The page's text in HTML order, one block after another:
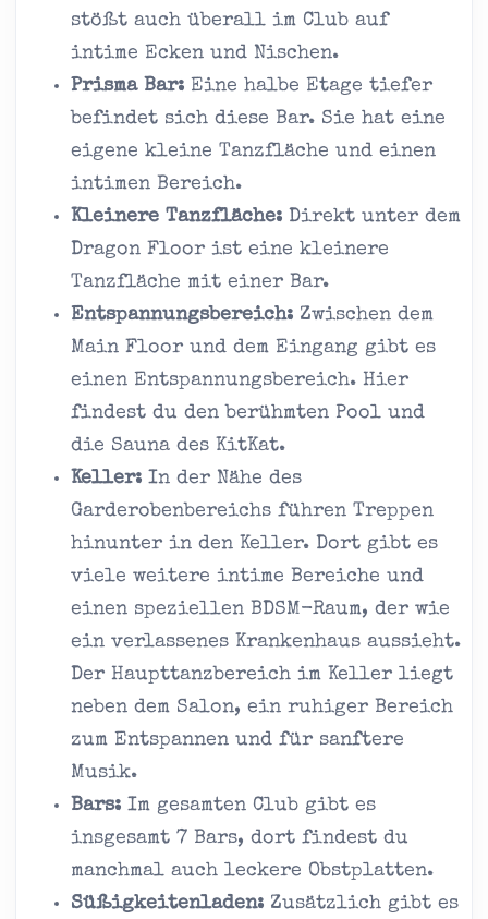
stößt auch überall im Club auf
intime Ecken und Nischen.
Prisma Bar: Eine halbe Etage tiefer
befindet sich diese Bar. Sie hat eine
eigene kleine Tanzfläche und einen
intimen Bereich.
Kleinere Tanzfläche: Direkt unter dem
Dragon Floor ist eine kleinere
Tanzfläche mit einer Bar.
Entspannungsbereich: Zwischen dem
Main Floor und dem Eingang gibt es
einen Entspannungsbereich. Hier
findest du den berühmten Pool und
die Sauna des KitKat.
Keller: In der Nähe des
Garderobenbereichs führen Treppen
hinunter in den Keller. Dort gibt es
viele weitere intime Bereiche und
einen speziellen BDSM-Raum, der wie
ein verlassenes Krankenhaus aussieht.
Der Haupttanzbereich im Keller liegt
neben dem Salon, ein ruhiger Bereich
zum Entspannen und für sanftere
Musik.
Bars: Im gesamten Club gibt es
insgesamt 7 Bars, dort findest du
manchmal auch leckere Obstplatten.
Süßigkeitenladen: Zusätzlich gibt es